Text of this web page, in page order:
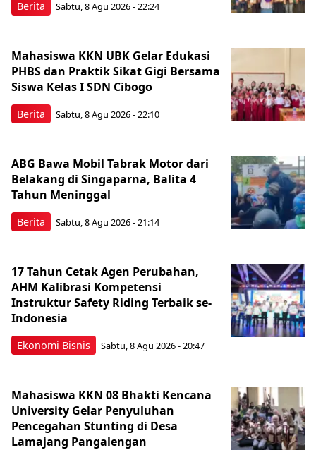
Berita Sabtu, 8 Agu 2026 - 22:24
Berita
Mahasiswa KKN UBK Gelar Edukasi
PHBS dan Praktik Sikat Gigi Bersama
Siswa Kelas I SDN Cibogo
Sabtu, 8 Agu 2026 - 22:10
Berita
ABG Bawa Mobil Tabrak Motor dari
Belakang di Singaparna, Balita 4
Tahun Meninggal
Sabtu, 8 Agu 2026 - 21:14
Ekonomi Bisnis
17 Tahun Cetak Agen Perubahan,
AHM Kalibrasi Kompetensi
Instruktur Safety Riding Terbaik se-
Indonesia
Sabtu, 8 Agu 2026 - 20:47
Mahasiswa KKN 08 Bhakti Kencana
University Gelar Penyuluhan
Pencegahan Stunting di Desa
Lamajang Pangalengan